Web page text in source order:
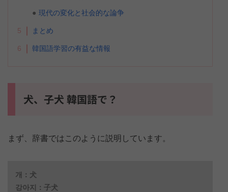
現代の変化と社会的な論争
5 まとめ
6 韓国語学習の有益な情報
犬、子犬 韓国語で？
まず、辞書ではこのように説明しています。
개：犬
강아지：子犬